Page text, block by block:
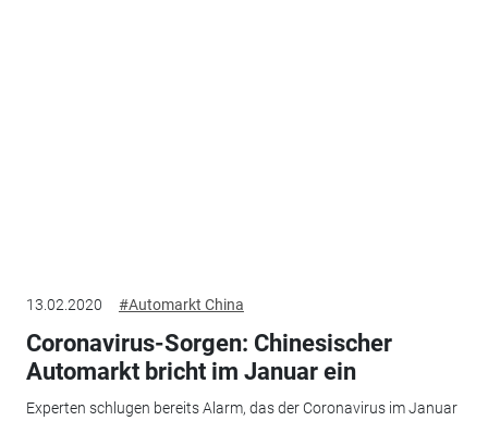
13.02.2020 #Automarkt China
Coronavirus-Sorgen: Chinesischer
Automarkt bricht im Januar ein
Experten schlugen bereits Alarm, das der Coronavirus im Januar